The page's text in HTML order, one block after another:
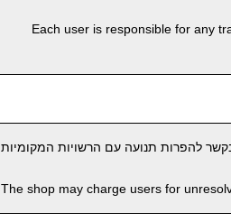
Each user is responsible for any
להפרות תנועה עם הרשויות המקומיות.
The shop may charge users for